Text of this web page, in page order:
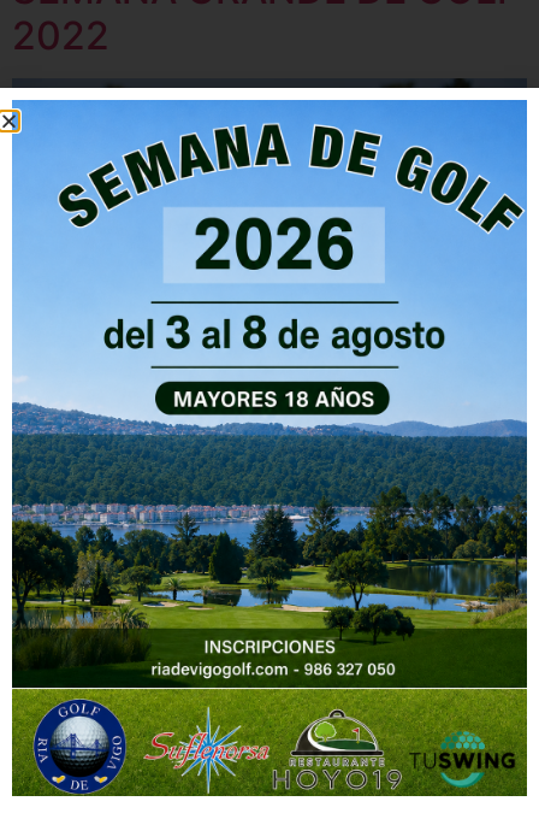
2022
Semana grande de golf 2022
ESCUELA DE GOLF RÍA DE
VIGO 2022